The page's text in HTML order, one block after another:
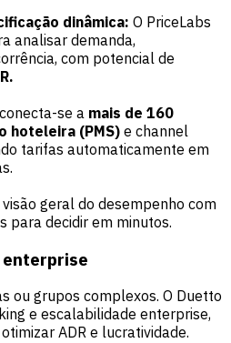
dinâmica: O PriceLabs
analisar demanda,
com potencial de
conecta-se a mais de 160
hoteleira (PMS) e channel
tarifas automaticamente em
visão geral do desempenho com
para decidir em minutos.
ou grupos complexos. O Duetto
e escalabilidade enterprise,
ADR e lucratividade.